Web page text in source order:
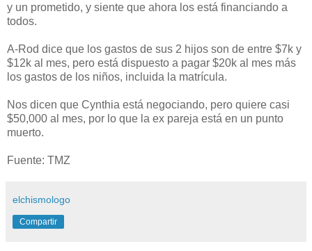
y un prometido, y siente que ahora los está financiando a
todos.
A-Rod dice que los gastos de sus 2 hijos son de entre $7k y
$12k al mes, pero está dispuesto a pagar $20k al mes más
los gastos de los niños, incluida la matrícula.
Nos dicen que Cynthia está negociando, pero quiere casi
$50,000 al mes, por lo que la ex pareja está en un punto
muerto.
Fuente: TMZ
elchismologo
Compartir